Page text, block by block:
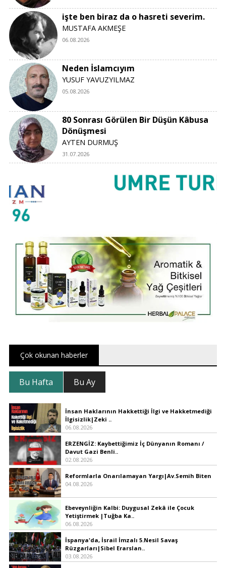
işte ben biraz da o hasreti severim.
MUSTAFA AKMEŞE
06.08.2026
Neden İslamcıyım
YUSUF YAVUZYILMAZ
05.08.2026
80 Sonrası Görülen Bir Düşün Kâbusa
Dönüşmesi
AYTEN DURMUŞ
31.07.2026
Çok okunan haberler
Bu Hafta Bu Ay
İnsan Haklarının Hakkettiği İlgi ve Hakketmediği
İlgisizlik|Zeki ..
06.08.2026
ERZENGİZ: Kaybettiğimiz İç Dünyanın Romanı /
Davut Gazi Benli..
02.08.2026
Reformlarla Onarılamayan Yargı|Av.Semih Biten
04.08.2026
Ebeveynliğin Kalbi: Duygusal Zekâ ile Çocuk
Yetiştirmek |Tuğba Ka..
06.08.2026
İspanya'da, İsrail İmzalı 5.Nesil Savaş
Rüzgarları|Sibel Erarslan..
03.08.2026